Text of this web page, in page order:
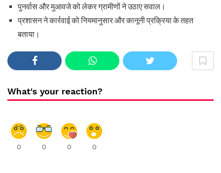
पुनर्वास और मुआवजे को लेकर ग्रामीणों ने उठाए सवाल।
प्रशासन ने कार्रवाई को नियमानुसार और कानूनी प्रक्रिया के तहत
बताया।
What's your reaction?
0 0 0 0